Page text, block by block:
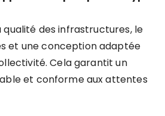
qualité des infrastructures, le
et une conception adaptée
Cela garantit un
et conforme aux attentes